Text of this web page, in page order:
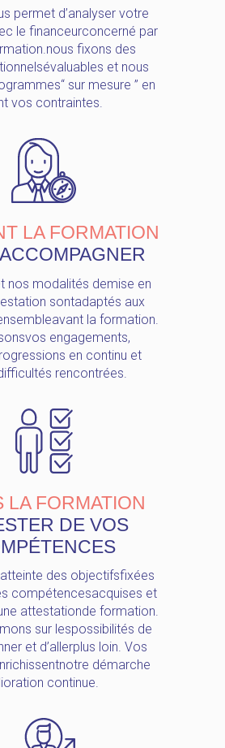
permet d’analyser votre
le financeurconcerné par
fixons des
et nous
sur mesure ” en
vos contraintes.
LA FORMATION
nos modalités demise en
sontadaptés aux
la formation.
engagements,
en continu et
rencontrées.
LA FORMATION
DE VOS
des objectifsfixées
compétencesacquises et
attestationde formation.
sur lespossibilités de
et d’allerplus loin. Vos
démarche
continue.